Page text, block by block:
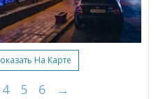
На Карте
4 5 6 →